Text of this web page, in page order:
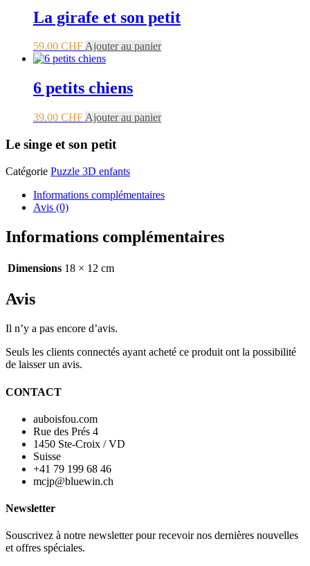
La girafe et son petit
59.00 CHFAjouter au panier
6 petits chiens
39.00 CHF Ajouter au panier
Le singe et son petit
Catégorie Puzzle 3D enfants
Informations complémentaires
Avis (0)
Informations complémentaires
Dimensions 18 × 12 cm
Avis
Il n’y a pas encore d’avis.
Seuls les clients connectés ayant acheté ce produit ont la possibilité
de laisser un avis.
CONTACT
auboisfou.com
Rue des Prés 4
1450 Ste-Croix / VD
Suisse
+41 79 199 68 46
mcjp@bluewin.ch
Newsletter
Souscrivez à notre newsletter pour recevoir nos dernières nouvelles
et offres spéciales.